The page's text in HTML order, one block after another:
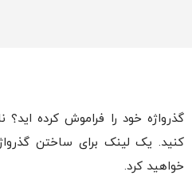
گذرواژه خود را فراموش کرده اید؟
کنید. یک لینک برای ساختن
خواهید کرد.